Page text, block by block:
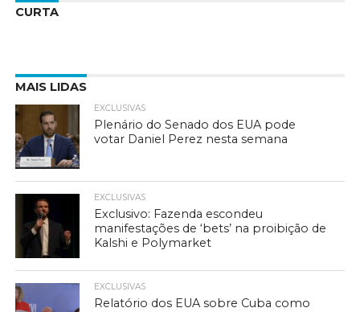
CURTA
MAIS LIDAS
EXCLUSIVAS
Plenário do Senado dos EUA pode
votar Daniel Perez nesta semana
EXCLUSIVAS
Exclusivo: Fazenda escondeu
manifestações de ‘bets’ na proibição de
Kalshi e Polymarket
EXCLUSIVAS
Relatório dos EUA sobre Cuba como